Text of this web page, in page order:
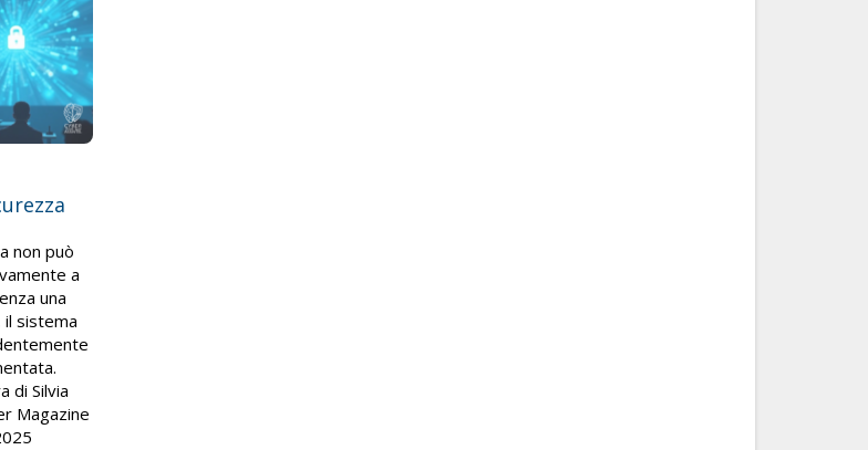
non può
a
una
sistema
di Silvia
Magazine